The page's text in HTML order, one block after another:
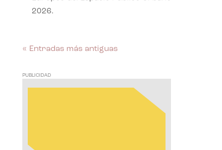
2026.
« Entradas más antiguas
PUBLICIDAD